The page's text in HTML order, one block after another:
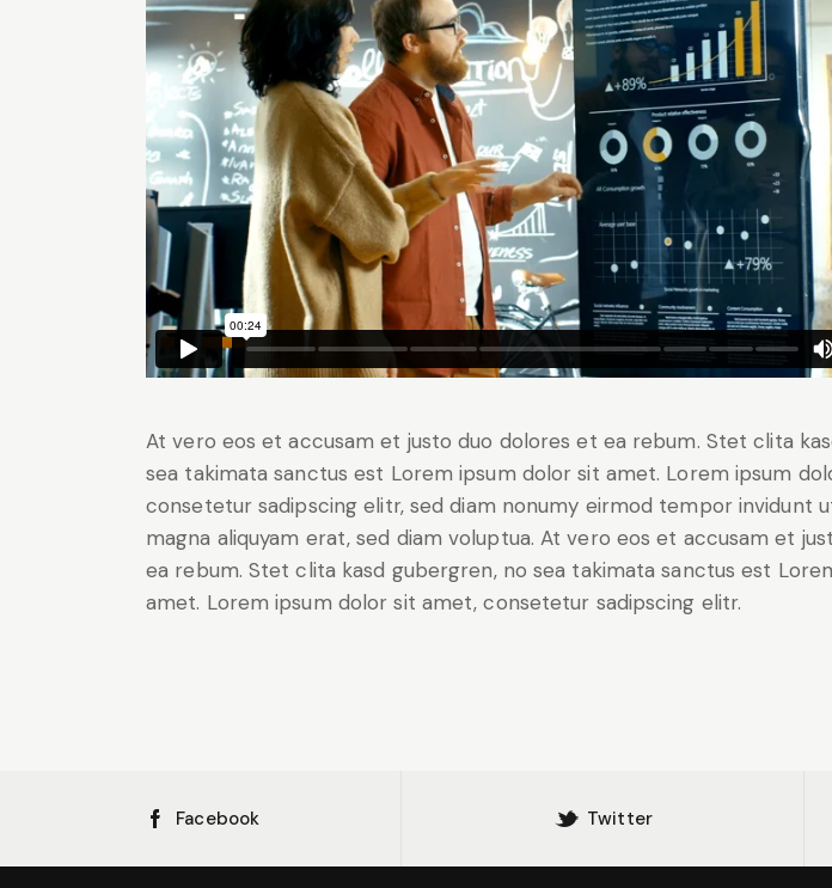
At vero eos et accusam et justo duo dolores et ea rebum. Stet clita
sea takimata sanctus est Lorem ipsum dolor sit amet. Lorem ipsum
consetetur sadipscing elitr, sed diam nonumy eirmod tempor invidunt
magna aliquyam erat, sed diam voluptua. At vero eos et accusam et
ea rebum. Stet clita kasd gubergren, no sea takimata sanctus est
amet. Lorem ipsum dolor sit amet, consetetur sadipscing elitr.
Facebook Twitter